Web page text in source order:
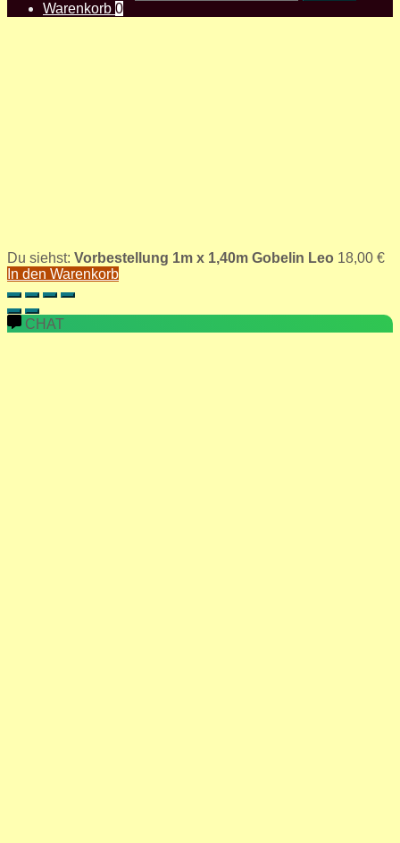
Warenkorb 0
Du siehst: Vorbestellung 1m x 1,40m Gobelin Leo 18,00 €
In den Warenkorb
CHAT